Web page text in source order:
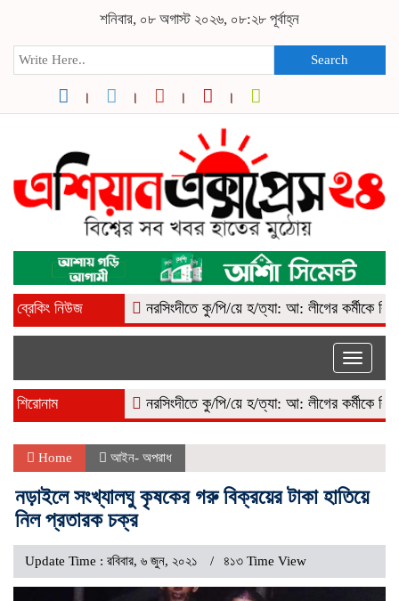
শনিবার, ০৮ অগাস্ট ২০২৬, ০৮:২৮ পূর্বাহ্ন
Search
ব্রেকিং নিউজ নরসিংদীতে কু/পি/য়ে হ/ত্যা: আ: লীগের কর্মীকে বিএনপি
Toggle
শিরোনাম নরসিংদীতে কু/পি/য়ে হ/ত্যা: আ: লীগের কর্মীকে বিএনপি
Home আইন- অপরাধ
নড়াইলে সংখ্যালঘু কৃষকের গরু বিক্রয়ের টাকা হাতিয়ে
নিল প্রতারক চক্র
Update Time : রবিবার, ৬ জুন, ২০২১ ৪১৩ Time View